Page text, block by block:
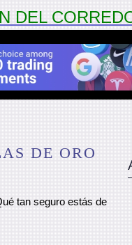
DEL
DE ORO
tan seguro estás de